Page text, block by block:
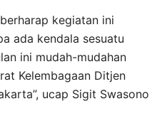
kegiatan ini
ada kendala sesuatu
ini mudah-mudahan
Kelembagaan Ditjen
ucap Sigit Swasono